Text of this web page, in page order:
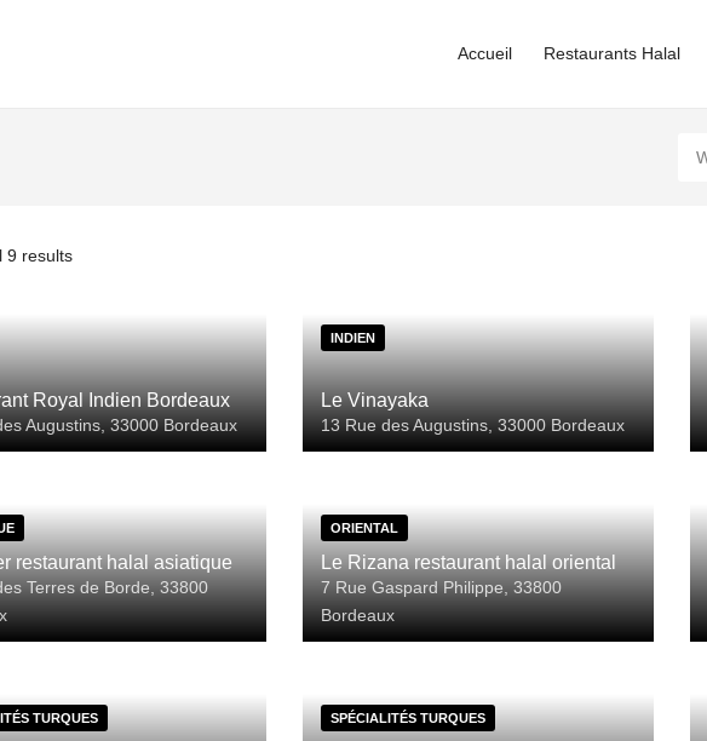
Accueil Restaurants Halal
9 results
Royal Indien Bordeaux
Augustins, 33000 Bordeaux
INDIEN
Le Vinayaka
13 Rue des Augustins, 33000 Bordeaux
restaurant halal asiatique
Terres de Borde, 33800
ORIENTAL
Le Rizana restaurant halal oriental
7 Rue Gaspard Philippe, 33800
Bordeaux
TURQUES SPÉCIALITÉS TURQUES